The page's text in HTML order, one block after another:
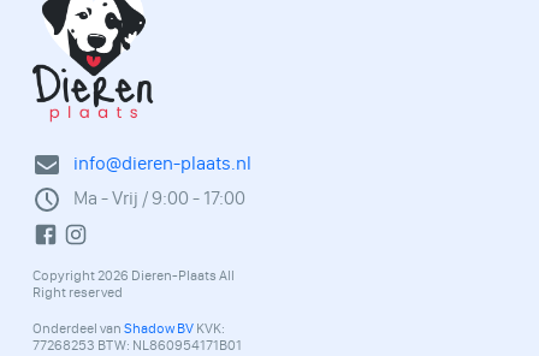
info@dieren-plaats.nl
Ma - Vrij / 9:00 - 17:00
Copyright 2026 Dieren-Plaats All
Right reserved
Onderdeel van Shadow BV KVK:
77268253 BTW: NL860954171B01